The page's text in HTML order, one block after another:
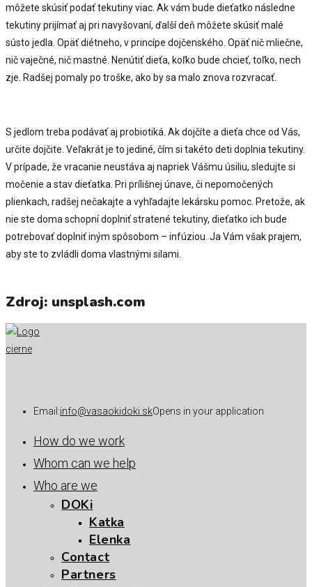
môžete skúsiť podať tekutiny viac. Ak vám bude dieťatko následne
tekutiny prijímať aj pri navyšovaní, ďalší deň môžete skúsiť malé
sústo jedla. Opäť diétneho, v princípe dojčenského. Opäť nič mliečne,
nič vaječné, nič mastné. Nenútiť dieťa, koľko bude chcieť, toľko, nech
zje. Radšej pomaly po troške, ako by sa malo znova rozvracať.
S jedlom treba podávať aj probiotiká. Ak dojčíte a dieťa chce od Vás,
určite dojčite. Veľakrát je to jediné, čím si takéto deti doplnia tekutiny.
V prípade, že vracanie neustáva aj napriek Vášmu úsiliu, sledujte si
močenie a stav dieťatka. Pri prílišnej únave, či nepomočených
plienkach, radšej nečakajte a vyhľadajte lekársku pomoc. Pretože, ak
nie ste doma schopní doplniť stratené tekutiny, dieťatko ich bude
potrebovať doplniť iným spôsobom – infúziou. Ja Vám však prajem,
aby ste to zvládli doma vlastnými silami.
Zdroj: unsplash.com
Email:info@vasaokidoki.skOpens in your application
How do we work
Whom can we help
Who are we
DOKi
Katka
Elenka
Contact
Partners